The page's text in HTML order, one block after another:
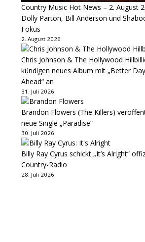
Country Music Hot News – 2. August
Dolly Parton, Bill Anderson und
Fokus
2. August 2026
Chris Johnson & The Hollywood
kündigen neues Album mit „Better
Ahead“ an
31. Juli 2026
Brandon Flowers (The Killers)
neue Single „Paradise“
30. Juli 2026
Billy Ray Cyrus schickt „It’s Alright“
Country-Radio
28. Juli 2026